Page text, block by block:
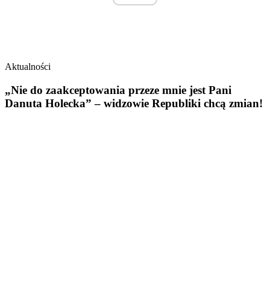
Aktualności
„Nie do zaakceptowania przeze mnie jest Pani
Danuta Holecka” – widzowie Republiki chcą zmian!